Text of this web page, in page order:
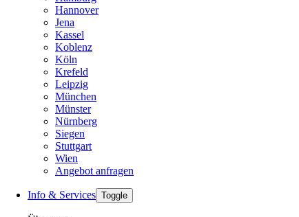
Hannover
Jena
Kassel
Koblenz
Köln
Krefeld
Leipzig
München
Münster
Nürnberg
Siegen
Stuttgart
Wien
Angebot anfragen
Info & Services Toggle